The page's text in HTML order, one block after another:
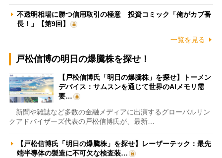
不透明相場に勝つ信用取引の極意 投資コミック「俺がカブ番
長！」【第9回】
一覧を見る
戸松信博の明日の爆騰株を探せ！
【戸松信博氏「明日の爆騰株」を探せ】トーメン
デバイス：サムスンを通じて世界のAIメモリ需
要…
新聞や雑誌など多数の金融メディアに出演するグローバルリン
クアドバイザーズ代表の戸松信博氏が、最新…
【戸松信博氏「明日の爆騰株」を探せ】レーザーテック：最先
端半導体の製造に不可欠な検査装…